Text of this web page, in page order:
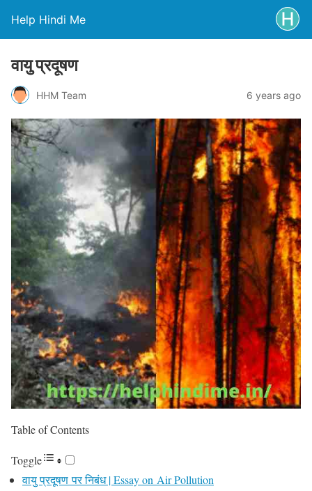
Help Hindi Me
वायु प्रदूषण
HHM Team 6 years ago
Table of Contents
Toggle
वायु प्रदूषण पर निबंध | Essay on Air Pollution